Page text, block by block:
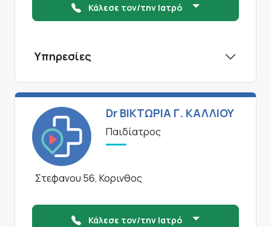
Κάλεσε τον/την Ιατρό
Υπηρεσίες
Dr ΒΙΚΤΩΡΙΑ Γ. ΚΑΛΛΙΟΥ
Παιδίατρος
Στεφανου 56, Κορινθος
Κάλεσε τον/την Ιατρό